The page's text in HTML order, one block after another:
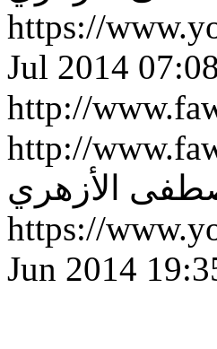
https://
Jul 2014
http://
http://
الأزهري
https://
Jun 2014